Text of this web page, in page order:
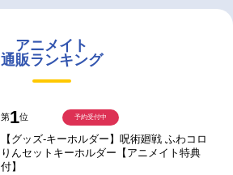
アニメイト
通販ランキング
第1位
【グッズ-キーホルダー】呪術廻戦 ふわコロ
りんセットキーホルダー【アニメイト特典
付】
予約受付中